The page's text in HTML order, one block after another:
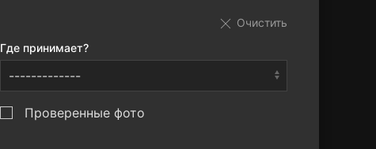
Очистить
Где принимает?
Проверенные фото